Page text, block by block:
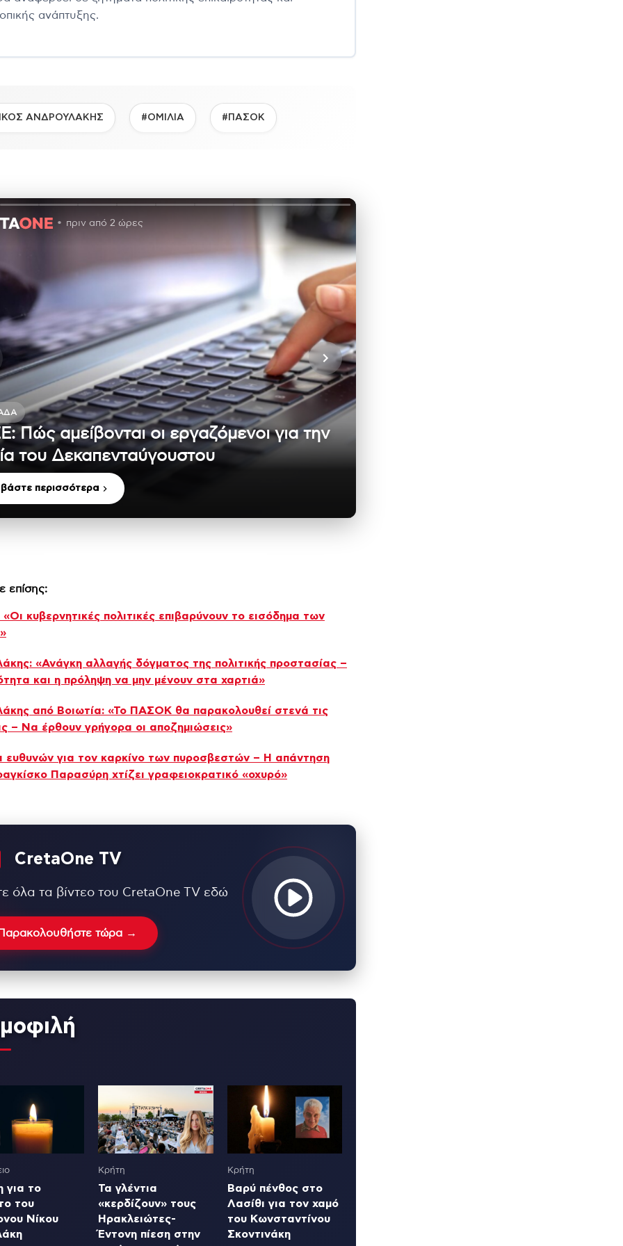
ανάπτυξης.
ΑΝΔΡΟΥΛΑΚΗΣ #ΟΜΙΛΙΑ #ΠΑΣΟΚ
πριν από 2 ώρες
Πώς αμείβονται οι εργαζόμενοι για την
του Δεκαπενταύγουστου
περισσότερα
επίσης:
κυβερνητικές πολιτικές επιβαρύνουν το εισόδημα των
«Ανάγκη αλλαγής δόγματος της πολιτικής προστασίας –
και η πρόληψη να μην μένουν στα χαρτιά»
από Βοιωτία: «Το ΠΑΣΟΚ θα παρακολουθεί στενά τις
– Να έρθουν γρήγορα οι αποζημιώσεις»
ευθυνών για τον καρκίνο των πυροσβεστών – Η απάντηση
Παρασύρη χτίζει γραφειοκρατικό «οχυρό»
CretaOne TV
όλα τα βίντεο του CretaOne TV εδώ
τώρα →
για το
του
Νίκου
Κρήτη
Τα γλέντια
«κερδίζουν» τους
Ηρακλειώτες-
Έντονη πίεση στην
Κρήτη
Βαρύ πένθος στο
Λασίθι για τον χαμό
του Κωνσταντίνου
Σκοντινάκη